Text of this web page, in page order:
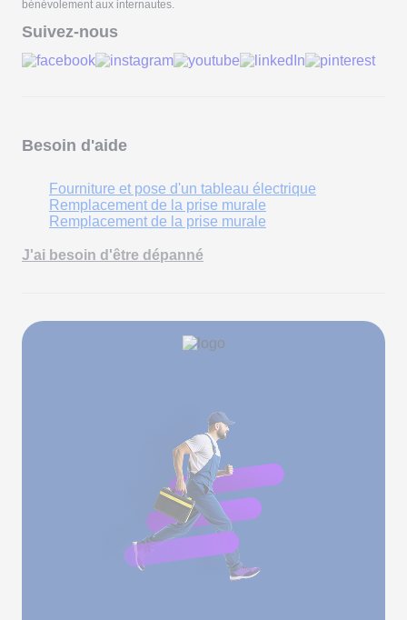
bénévolement aux internautes.
Suivez-nous
Besoin d'aide
Fourniture et pose d'un tableau électrique
Remplacement de la prise murale
Remplacement de la prise murale
J'ai besoin d'être dépanné